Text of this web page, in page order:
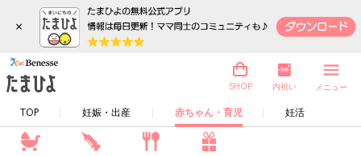
×
TOP 妊娠・出産 赤ちゃん・育児 妊活
SHOP 内祝い メニュー